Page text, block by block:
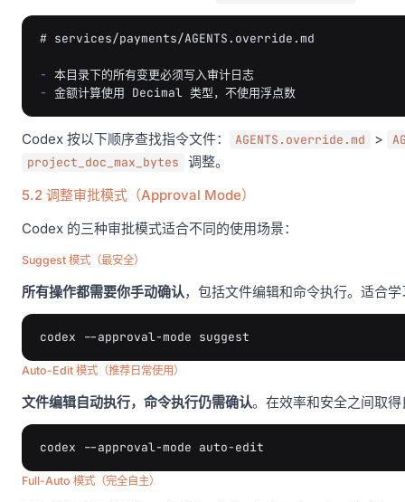
# services/payments/AGENTS.override.md
-
-
Codex 按以下顺序查找指令文件： AGENTS.override.md >
project_doc_max_bytes
调整。
5.2 调整审批模式（Approval Mode）
Codex 的三种审批模式适合不同的使用场景：
Suggest 模式（最安全）
所有操作都需要你手动确认，包括文件编辑和命令执行。适合
codex --approval-mode
Auto-Edit 模式（推荐日常使用）
文件编辑自动执行，命令执行仍需确认。在效率和安全之间取
codex --approval-mode
Full-Auto 模式（完全自主）